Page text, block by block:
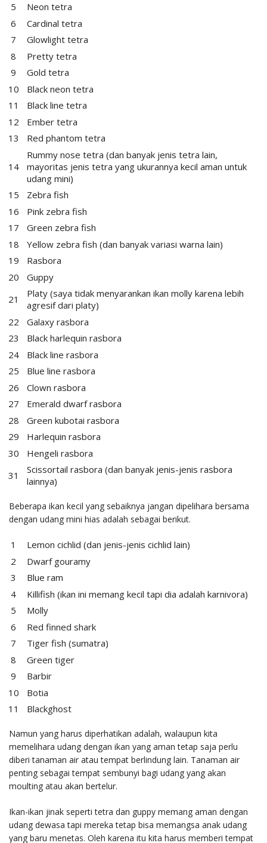
Neon tetra
Cardinal tetra
Glowlight tetra
Pretty tetra
Gold tetra
Black neon tetra
Black line tetra
Ember tetra
Red phantom tetra
Rummy nose tetra (dan banyak jenis tetra lain,
mayoritas jenis tetra yang ukurannya kecil aman untuk
udang mini)
Zebra fish
Pink zebra fish
Green zebra fish
Yellow zebra fish (dan banyak variasi warna lain)
Rasbora
Guppy
Platy (saya tidak menyarankan ikan molly karena lebih
agresif dari platy)
Galaxy rasbora
Black harlequin rasbora
Black line rasbora
Blue line rasbora
Clown rasbora
Emerald dwarf rasbora
Green kubotai rasbora
Harlequin rasbora
Hengeli rasbora
Scissortail rasbora (dan banyak jenis-jenis rasbora
lainnya)
Beberapa ikan kecil yang sebaiknya jangan dipelihara bersama
dengan udang mini hias adalah sebagai berikut.
Lemon cichlid (dan jenis-jenis cichlid lain)
Dwarf gouramy
Blue ram
Killifish (ikan ini memang kecil tapi dia adalah karnivora)
Molly
Red finned shark
Tiger fish (sumatra)
Green tiger
Barbir
Botia
Blackghost
Namun yang harus diperhatikan adalah, walaupun kita
memelihara udang dengan ikan yang aman tetap saja perlu
diberi tanaman air atau tempat berlindung lain. Tanaman air
penting sebagai tempat sembunyi bagi udang yang akan
moulting atau akan bertelur.
Ikan-ikan jinak seperti tetra dan guppy memang aman dengan
udang dewasa tapi mereka tetap bisa memangsa anak udang
yang baru menetas. Oleh karena itu kita harus memberi tempat